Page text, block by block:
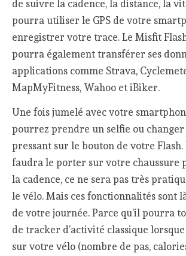
de suivre la cadence, la distance, la
pourra utiliser le GPS de votre
enregistrer votre trace. Le Misfit
pourra également transférer ses
applications comme Strava,
MapMyFitness, Wahoo et iBiker.
Une fois jumelé avec votre
pourrez prendre un selfie ou changer
pressant sur le bouton de votre Flash.
faudra le porter sur votre chaussure
la cadence, ce ne sera pas très
le vélo. Mais ces fonctionnalités sont
de votre journée. Parce qu’il pourra
de tracker d’activité classique lorsque
sur votre vélo (nombre de pas,